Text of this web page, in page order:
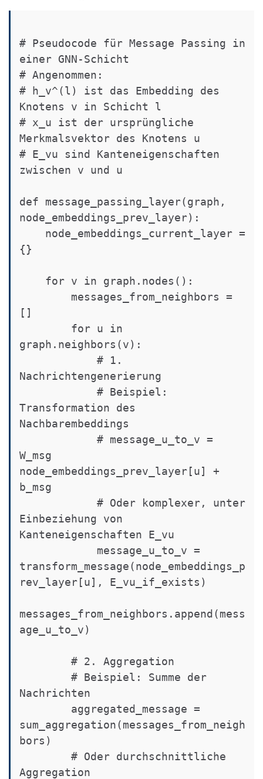
# Pseudocode für Message Passing in
einer GNN-Schicht
# Angenommen:
# h_v^(l) ist das Embedding des
Knotens v in Schicht l
# x_u ist der ursprüngliche
Merkmalsvektor des Knotens u
# E_vu sind Kanteneigenschaften
zwischen v und u
def message_passing_layer(graph,
node_embeddings_prev_layer):
{}
[]
graph.neighbors(v):
Nachrichtengenerierung
Transformation des
Nachbarembeddings
W_msg
node_embeddings_prev_layer[u] +
b_msg
Einbeziehung von
Kanteneigenschaften E_vu
transform_message(node_embeddings_p
rev_layer[u], E_vu_if_exists)
messages_from_neighbors.append(mess
age_u_to_v)
Nachrichten
sum_aggregation(messages_from_neigh
bors)
Aggregation